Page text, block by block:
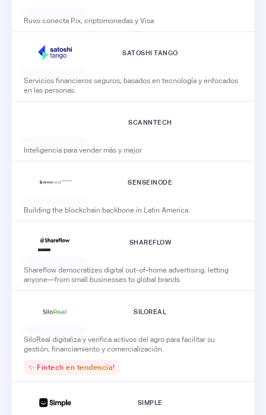
Ruvo conecta Pix, criptomonedas y Visa
SATOSHI TANGO
Servicios financieros seguros, basados en tecnología y enfocados
en las personas.
SCANNTECH
Inteligencia para vender más y mejor
SENSEINODE
Building the blockchain backbone in Latin America.
SHAREFLOW
Shareflow democratizes digital out-of-home advertising, letting
anyone—from small businesses to global brands
SILOREAL
SiloReal digitaliza y verifica activos del agro para facilitar su
gestión, financiamiento y comercialización.
✨ Fintech en tendencia!
SIMPLE